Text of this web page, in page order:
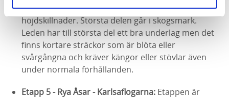
klassificeras som svår då den har stora
höjdskillnader. Största delen går i skogsmark.
Leden har till största del ett bra underlag men det
finns kortare sträckor som är blöta eller
svårgångna och kräver kängor eller stövlar även
under normala förhållanden.
Etapp 5 - Rya Åsar - Karlsaflogarna: Etappen är